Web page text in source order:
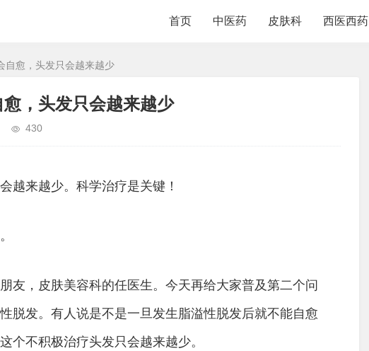
首页 中医药 皮肤科 西医西药
自愈，头发只会越来越少
，头发只会越来越少
430
越来越少。科学治疗是关键！
友，皮肤美容科的任医生。今天再给大家普及第二个问
脱发。有人说是不是一旦发生脂溢性脱发后就不能自愈
个不积极治疗头发只会越来越少。